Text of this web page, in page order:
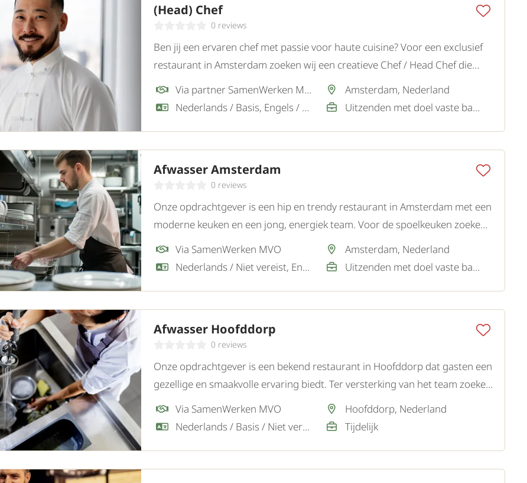
(Head) Chef
0 reviews
Ben jij een ervaren chef met passie voor haute cuisine? Voor een exclusief
restaurant in Amsterdam zoeken wij een creatieve Chef / Head Chef die
hoogwaardige gastronomie combineert met leidinggeven en culinaire
innovatie.
Via partner SamenWerken MVO
Amsterdam, Nederland
Nederlands / Basis, Engels / Goed
Uitzenden met doel vaste baan
Afwasser Amsterdam
0 reviews
Onze opdrachtgever is een hip en trendy restaurant in Amsterdam met een
moderne keuken en een jong, energiek team. Voor de spoelkeuken zoeken
zij een enthousiaste en gemotiveerde Afwasser.
Via SamenWerken MVO
Amsterdam, Nederland
Nederlands / Niet vereist, Engels / Goed
Uitzenden met doel vaste baan
Afwasser Hoofddorp
0 reviews
Onze opdrachtgever is een bekend restaurant in Hoofddorp dat gasten een
gezellige en smaakvolle ervaring biedt. Ter versterking van het team zoeken
zij een gemotiveerde Afwasser.
Via SamenWerken MVO
Hoofddorp, Nederland
Nederlands / Basis / Niet vereist, Engels / Goed / Voldoende
Tijdelijk